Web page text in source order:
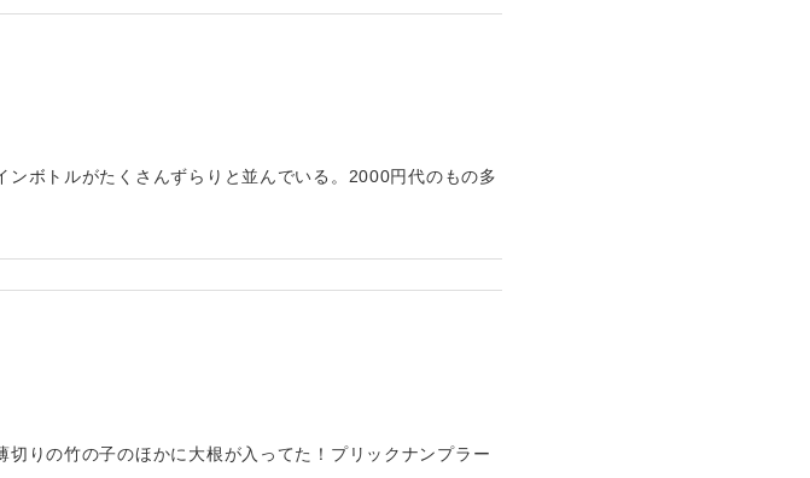
ボトルがたくさんずらりと並んでいる。2000円代のもの多
りの竹の子のほかに大根が入ってた！プリックナンプラー